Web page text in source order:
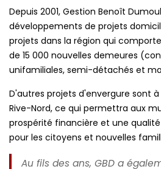
Depuis 2001, Gestion Benoît
développements de projets
projets dans la région qui
de 15 000 nouvelles demeures
unifamiliales, semi-détachés et
D'autres projets d'envergure sont
Rive-Nord, ce qui permettra aux
prospérité financière et une
pour les citoyens et nouvelles
Au fils des ans, GBD a